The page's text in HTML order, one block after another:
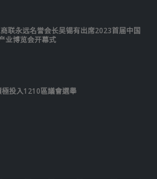
联永远名誉会长吴锡有出席2023首届中国
业博览会开幕式
投入1210區議會選舉